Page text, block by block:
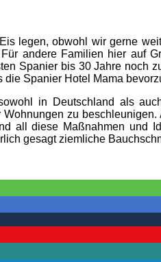
legen, obwohl wir gerne
andere Familien hier auf
Spanier bis 30 Jahre noch
Spanier Hotel Mama
in Deutschland als
zu
all diese Maßnahmen und
gesagt ziemliche